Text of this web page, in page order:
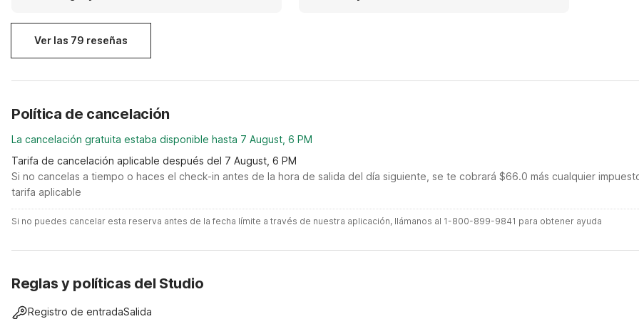
Ver las 79 reseñas
Política de cancelación
La cancelación gratuita estaba disponible hasta 7 August, 6 PM
Tarifa de cancelación aplicable después del 7 August, 6 PM
Si no cancelas a tiempo o haces el check-in antes de la hora de salida del día siguiente, se te cobrará $66.0 más cualquier
tarifa aplicable
Si no puedes cancelar esta reserva antes de la fecha límite a través de nuestra aplicación, llámanos al 1-800-899-9841 para obtener ayuda
Reglas y políticas del Studio
Registro de entradaSalida